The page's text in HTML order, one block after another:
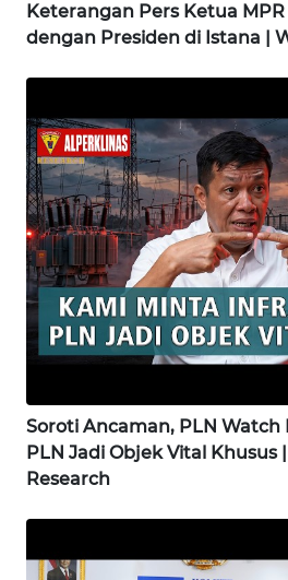
Keterangan Pers Ketua
dengan Presiden di Istana |
Soroti Ancaman, PLN
PLN Jadi Objek Vital Khusus
Research
WN
WN
DEPOK
WN
TAPANULI
UTARA
WN
SAMOSIR
PADANG
LAWAS
WN
WN